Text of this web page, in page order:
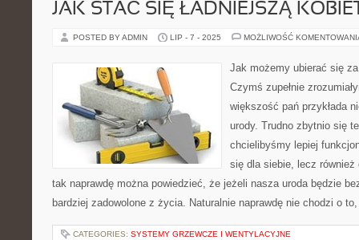
JAK STAĆ SIĘ ŁADNIEJSZĄ
POSTED BY ADMIN LIP - 7 - 2025 MOŻLIWOŚĆ
Jak możemy ubierać się
Czymś zupełnie
większość pań przykłada
urody. Trudno zbytnio się
chcielibyśmy lepiej
się dla siebie, lecz również
tak naprawdę można powiedzieć, że jeżeli nasza uroda będzie
bardziej zadowolone z życia. Naturalnie naprawdę nie chodzi o
CATEGORIES: SYSTEMY GRZEWCZE I WENTYLACYJNE